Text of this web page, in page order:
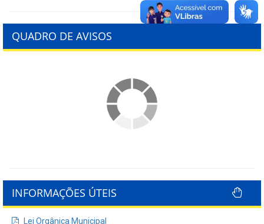
QUADRO DE AVISOS
INFORMAÇÕES ÚTEIS
Lei Orgânica Municipal